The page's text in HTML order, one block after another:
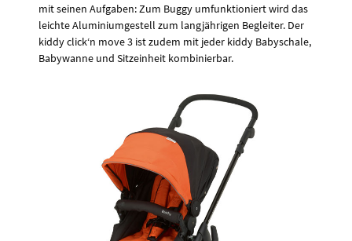
mit seinen Aufgaben: Zum Buggy umfunktioniert wird das
leichte Aluminiumgestell zum langjährigen Begleiter. Der
kiddy click‘n move 3 ist zudem mit jeder kiddy Babyschale,
Babywanne und Sitzeinheit kombinierbar.